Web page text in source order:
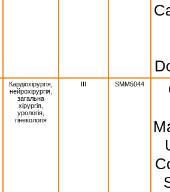
Кардіохірургія,
нейрохірургія,
загальна
хірургія,
урологія,
гінекологія
III SMM5044